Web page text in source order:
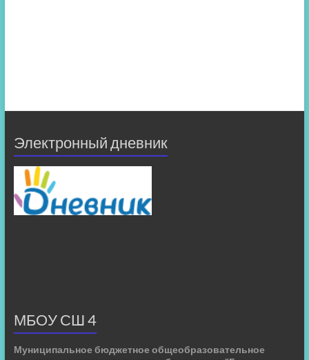
Электронный дневник
МБОУ СШ 4
Муниципальное бюджетное общеобразовательное